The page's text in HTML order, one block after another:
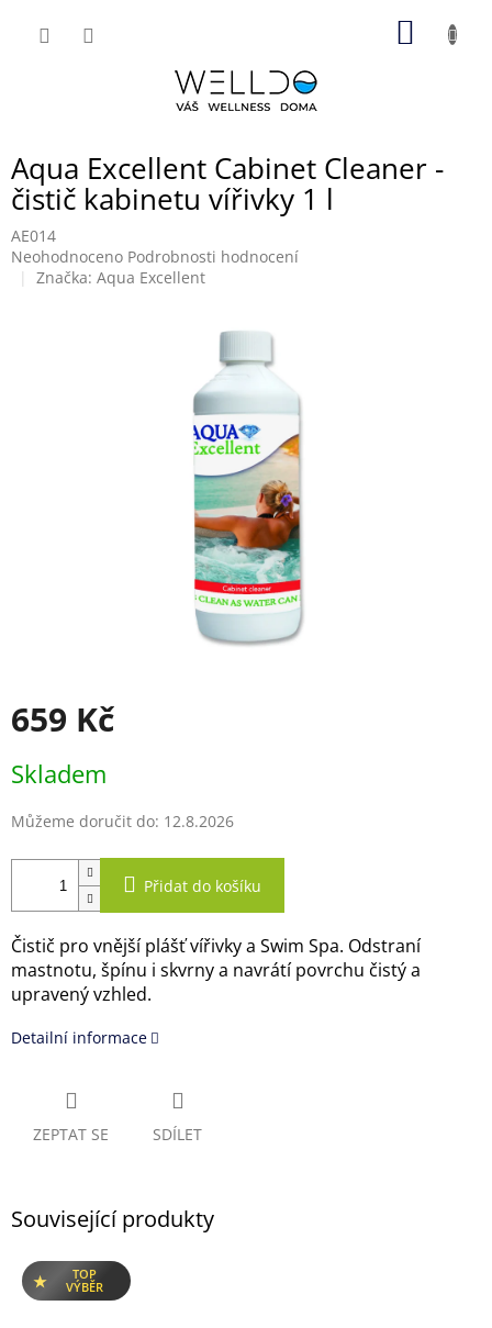
Aqua Excellent Cabinet Cleaner -
čistič kabinetu vířivky 1 l
AE014
Průměrné
hodnocení
Neohodnoceno Podrobnosti hodnocení
Značka: Aqua Excellent
659 Kč
cena:
Skladem
Můžeme doručit do: 12.8.2026
Přidat do košíku
Čistič pro vnější plášť vířivky a Swim Spa. Odstraní
mastnotu, špínu i skvrny a navrátí povrchu čistý a
upravený vzhled.
Detailní informace
ZEPTAT SE SDÍLET
Související produkty
TOP
VÝBĚR